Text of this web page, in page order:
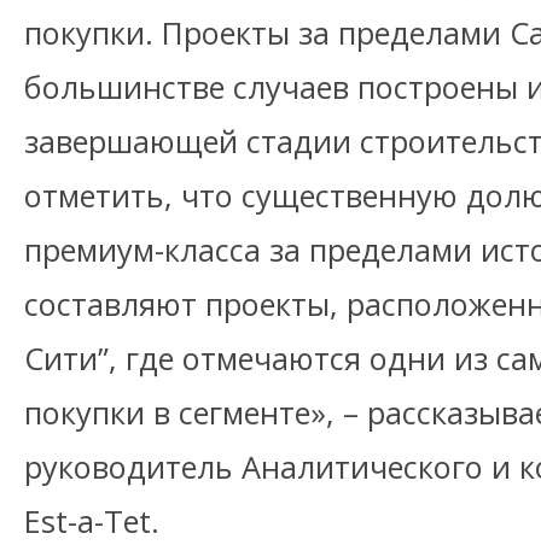
покупки. Проекты за пределами
большинстве случаев построены
завершающей стадии
отметить, что существенную
премиум-класса за пределами
составляют проекты,
Сити”, где отмечаются одни из
покупки в сегменте», –
руководитель Аналитического и
Est-a-Tet.